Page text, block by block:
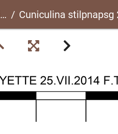
Cuniculina stilpnapsg 226